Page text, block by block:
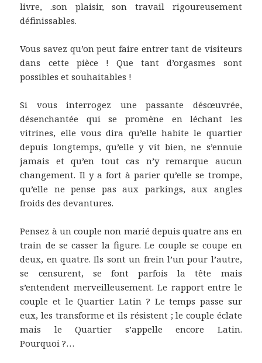
livre, .son plaisir, son travail rigoureusement
définissables.
Vous savez qu’on peut faire entrer tant de visiteurs
dans cette pièce ! Que tant d’orgasmes sont
possibles et souhaitables !
Si vous interrogez une passante désœuvrée,
désenchantée qui se promène en léchant les
vitrines, elle vous dira qu’elle habite le quartier
depuis longtemps, qu’elle y vit bien, ne s’ennuie
jamais et qu’en tout cas n’y remarque aucun
changement. Il y a fort à parier qu’elle se trompe,
qu’elle ne pense pas aux parkings, aux angles
froids des devantures.
Pensez à un couple non marié depuis quatre ans en
train de se casser la figure. Le couple se coupe en
deux, en quatre. Ils sont un frein l’un pour l’autre,
se censurent, se font parfois la tête mais
s’entendent merveilleusement. Le rapport entre le
couple et le Quartier Latin ? Le temps passe sur
eux, les transforme et ils résistent ; le couple éclate
mais le Quartier s’appelle encore Latin.
Pourquoi ?…